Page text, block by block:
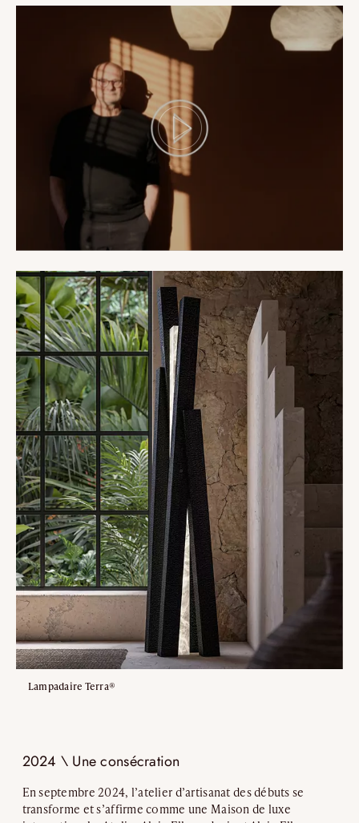
2024 \ Une consécration
En septembre 2024, l’atelier d’artisanat des débuts se
transforme et s’affirme comme une Maison de luxe
Lampadaire Terra®